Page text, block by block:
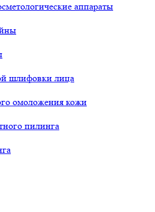
аппараты
шлифовки лица
омоложения кожи
пилинга